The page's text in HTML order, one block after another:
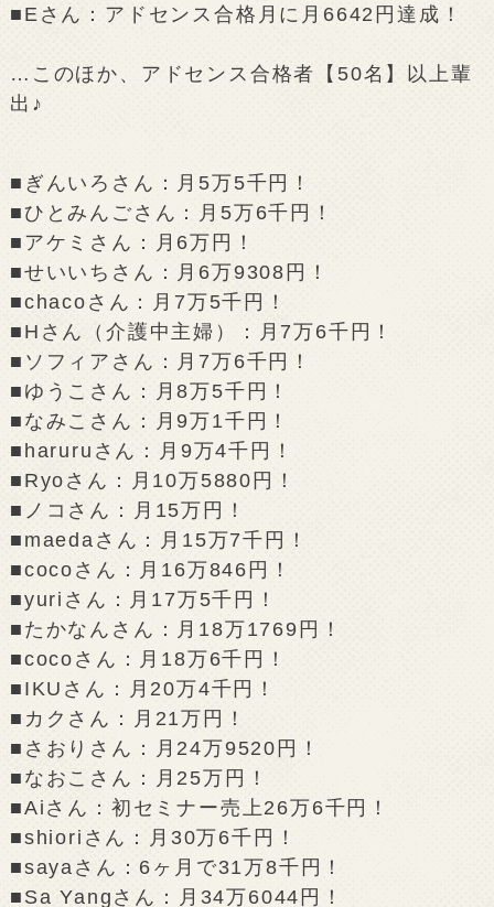
■Eさん：アドセンス合格月に月6642円達成！
…このほか、アドセンス合格者【50名】以上輩
出♪
■ぎんいろさん：月5万5千円！
■ひとみんごさん：月5万6千円！
■アケミさん：月6万円！
■せいいちさん：月6万9308円！
■chacoさん：月7万5千円！
■Hさん（介護中主婦）：月7万6千円！
■ソフィアさん：月7万6千円！
■ゆうこさん：月8万5千円！
■なみこさん：月9万1千円！
■haruruさん：月9万4千円！
■Ryoさん：月10万5880円！
■ノコさん：月15万円！
■maedaさん：月15万7千円！
■cocoさん：月16万846円！
■yuriさん：月17万5千円！
■たかなんさん：月18万1769円！
■cocoさん：月18万6千円！
■IKUさん：月20万4千円！
■カクさん：月21万円！
■さおりさん：月24万9520円！
■なおこさん：月25万円！
■Aiさん：初セミナー売上26万6千円！
■shioriさん：月30万6千円！
■sayaさん：6ヶ月で31万8千円！
■Sa Yangさん：月34万6044円！